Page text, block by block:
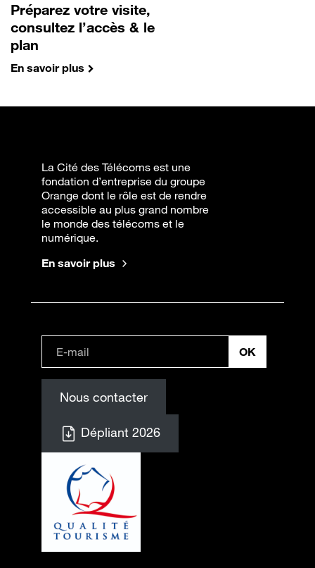
Préparez votre visite,
consultez l’accès & le
plan
En savoir plus
La Cité des Télécoms est une
fondation d’entreprise du groupe
Orange dont le rôle est de rendre
accessible au plus grand nombre
le monde des télécoms et le
numérique.
En savoir plus
Nous contacter
Dépliant 2026